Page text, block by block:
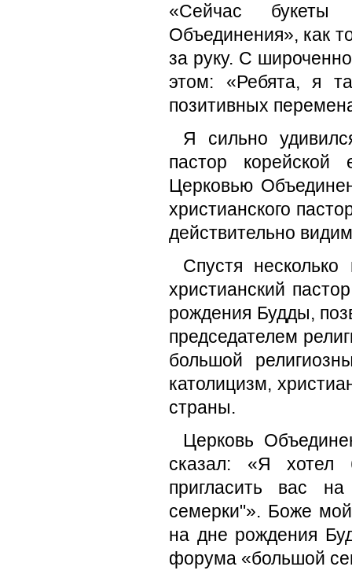
«Сейчас букеты
Объединения», как
за руку. С
этом: «Ребята, я
позитивных
Я сильно
пастор корейской
Церковью
христианского
действительно
Спустя
христианский
рождения Будды,
председателем
большой
католицизм,
страны.
Церковь
сказал: «Я хотел
пригласить вас
семерки"». Боже
на дне рождения
форума «большой